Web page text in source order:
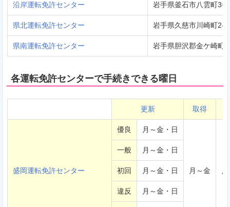
沿岸運転免許センター 岩手県釜石市八雲町3
県北運転免許センター 岩手県久慈市川崎町2-1
県南運転免許センター 岩手県胆沢郡金ケ崎町
各運転免許センターで手続きできる曜日
更新 取得
盛岡運転免許センター
優良 月～金・日
月～金
一般 月～金・日
初回 月～金・日
違反 月～金・日